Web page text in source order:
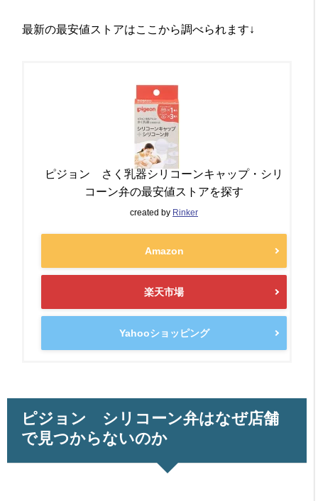
最新の最安値ストアはここから調べられます↓
ピジョン さく乳器シリコーンキャップ・シリ
コーン弁の最安値ストアを探す
created by Rinker
Amazon
楽天市場
Yahooショッピング
ピジョン シリコーン弁はなぜ店舗
で見つからないのか